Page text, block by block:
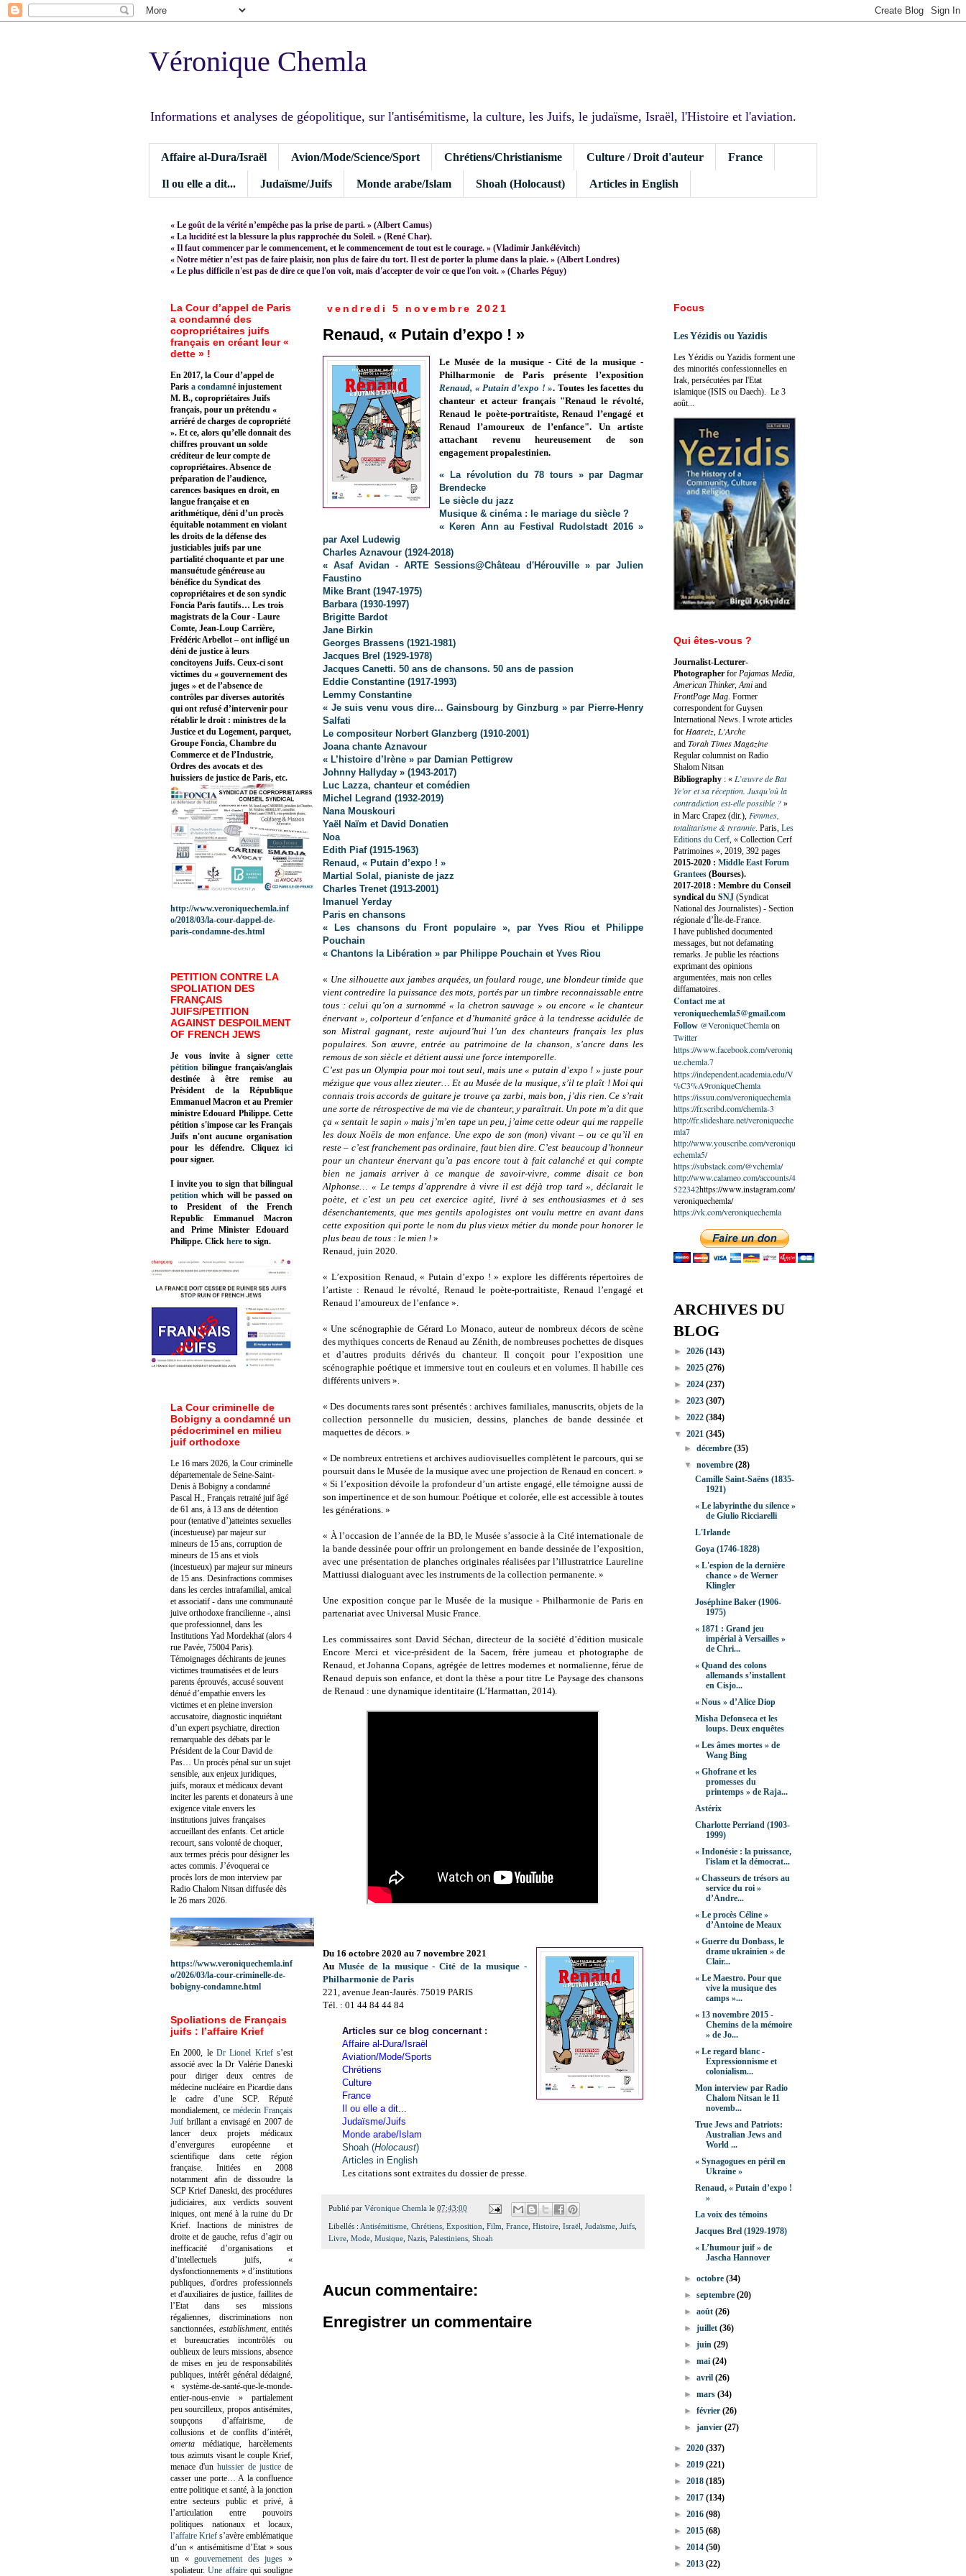
Véronique Chemla
Informations et analyses de géopolitique, sur l'antisémitisme, la culture, les Juifs, le judaïsme, Israël, l'Histoire et l'aviation.
Affaire al-Dura/Israël Avion/Mode/Science/Sport Chrétiens/Christianisme Culture / Droit d'auteur France
Il ou elle a dit... Judaïsme/Juifs Monde arabe/Islam Shoah (Holocaust) Articles in English
« Le goût de la vérité n’empêche pas la prise de parti. » (Albert Camus)
« La lucidité est la blessure la plus rapprochée du Soleil. » (René Char).
« Il faut commencer par le commencement, et le commencement de tout est le courage. » (Vladimir Jankélévitch)
« Notre métier n’est pas de faire plaisir, non plus de faire du tort. Il est de porter la plume dans la plaie. » (Albert Londres)
« Le plus difficile n'est pas de dire ce que l'on voit, mais d'accepter de voir ce que l'on voit. » (Charles Péguy)
vendredi 5 novembre 2021
Renaud, « Putain d’expo ! »
LeMusée de la musique - Cité de la musique -
Philharmonie de Paris présente l’exposition
Renaud, « Putain d’expo ! ». Toutes les facettes du
chanteur et acteur français "Renaud le révolté,
Renaud le poète-portraitiste, Renaud l’engagé et
Renaud l’amoureux de l’enfance". Un artiste
attachant revenu heureusement de son
engagement propalestinien.
« La révolution du 78 tours » par Dagmar
Brendecke
Le siècle du jazz
Musique & cinéma : le mariage du siècle ?
« Keren Ann au Festival Rudolstadt 2016 »
par Axel Ludewig
Charles Aznavour (1924-2018)
« Asaf Avidan - ARTE Sessions@Château d'Hérouville » par Julien
Faustino
Mike Brant (1947-1975)
Barbara (1930-1997)
Brigitte Bardot
Jane Birkin
Georges Brassens (1921-1981)
Jacques Brel (1929-1978)
Jacques Canetti. 50 ans de chansons. 50 ans de passion
Eddie Constantine (1917-1993)
Lemmy Constantine
« Je suis venu vous dire… Gainsbourg by Ginzburg » par Pierre-Henry
Salfati
Le compositeur Norbert Glanzberg (1910-2001)
Joana chante Aznavour
« L’histoire d’Irène » par Damian Pettigrew
Johnny Hallyday » (1943-2017)
Luc Lazza, chanteur et comédien
Michel Legrand (1932-2019)
Nana Mouskouri
Yaël Naïm et David Donatien
Noa
Edith Piaf (1915-1963)
Renaud, « Putain d’expo ! »
Martial Solal, pianiste de jazz
Charles Trenet (1913-2001)
Imanuel Yerday
Paris en chansons
« Les chansons du Front populaire », par Yves Riou et Philippe
Pouchain
« Chantons la Libération » par Philippe Pouchain et Yves Riou
« Une silhouette aux jambes arquées, un foulard rouge, une blondeur timide que
vient contredire la puissance des mots, portés par un timbre reconnaissable entre
tous : celui qu’on a surnommé « la chetron sauvage » ou encore « le chanteur
énervant », colporteur d’enfance et d’humanité grâce à la tendresse acidulée de
son Mistral gagnant, reste aujourd’hui l’un des chanteurs français les plus
populaires. Son œuvre, entrée au patrimoine de la chanson, s’ancre dans les
remous de son siècle et détient aussi une force intemporelle.
C’est pas un Olympia pour moi tout seul, mais une « putain d’expo ! » juste pour
mézigue que vous allez zieuter… Et au Musée de la musique, s’il te plaît ! Moi qui
connais trois accords de guitare je trouve ça zarbi, mais bon, j’dis rien. Ce s’rait
une sorte de rétrospective de ma vie de chanteur, y paraîtrait. Un pote m’a dit que
ça « sentait le sapin » mais j’m’en tape un peu, j’aime cette odeur qui me rappelle
les doux Noëls de mon enfance. Une expo de son (mon) vivant – ou ce qu’il en
reste – c’est franchement pas ordinaire, faut bien dire. C’est beaucoup d’honneur
pour un chanteur énervant qu’a pas encore tout à fait calanché et qui compte
bien ne jamais arriver à ce manque de savoir-vivre, comme disait ce bon
Alphonse… « Le temps d’apprendre à vivre il est déjà trop tard », déclarait le
poète, et c’est un peu cet exercice agité, livré à ses enthousiasmes et à ses
désenchantements, que mes gentils apologistes ont voulu mettre en avant dans
cette exposition qui porte le nom du plus vieux métier du monde pour honorer le
plus beau de tous : le mien ! »
Renaud, juin 2020.
« L’exposition Renaud, « Putain d’expo ! » explore les différents répertoires de
l’artiste : Renaud le révolté, Renaud le poète-portraitiste, Renaud l’engagé et
Renaud l’amoureux de l’enfance ».
« Une scénographie de Gérard Lo Monaco, auteur de nombreux décors de scène
des mythiques concerts de Renaud au Zénith, de nombreuses pochettes de disques
et d’autres produits dérivés du chanteur. Il conçoit pour l’exposition une
scénographie poétique et immersive tout en couleurs et en volumes. Il habille ces
différents univers ».
« Des documents rares sont présentés : archives familiales, manuscrits, objets de la
collection personnelle du musicien, dessins, planches de bande dessinée et
maquettes de décors. »
« De nombreux entretiens et archives audiovisuelles complètent le parcours, qui se
poursuit dans le Musée de la musique avec une projection de Renaud en concert. »
« Si l’exposition dévoile la profondeur d’un artiste engagé, elle témoigne aussi de
son impertinence et de son humour. Poétique et colorée, elle est accessible à toutes
les générations. »
« À l’occasion de l’année de la BD, le Musée s’associe à la Cité internationale de
la bande dessinée pour offrir un prolongement en bande dessinée de l’exposition,
avec une présentation de planches originales réalisées par l’illustratrice Laureline
Mattiussi dialoguant avec les instruments de la collection permanente. »
Une exposition conçue par le Musée de la musique - Philharmonie de Paris en
partenariat avec Universal Music France.
Les commissaires sont David Séchan, directeur de la société d’édition musicale
Encore Merci et vice-président de la Sacem, frère jumeau et photographe de
Renaud, et Johanna Copans, agrégée de lettres modernes et normalienne, férue de
Renaud depuis son enfance, et dont la thèse a pour titre Le Paysage des chansons
de Renaud : une dynamique identitaire (L’Harmattan, 2014).
Du 16 octobre 2020 au 7 novembre 2021
Au Musée de la musique - Cité de la musique -
Philharmonie de Paris
221, avenue Jean-Jaurès. 75019 PARIS
Tél. : 01 44 84 44 84
Articles sur ce blog concernant :
Affaire al-Dura/Israël
Aviation/Mode/Sports
Chrétiens
Culture
France
Il ou elle a dit...
Judaïsme/Juifs
Monde arabe/Islam
Shoah (Holocaust)
Articles in English
Les citations sont extraites du dossier de presse.
Publié par Véronique Chemla le 07:43:00
Libellés : Antisémitisme Chrétiens Exposition Film France Histoire Israël Judaïsme Juifs
Livre Mode Musique Nazis Palestiniens Shoah
Aucun commentaire:
Enregistrer un commentaire
La Cour d’appel de Paris
a condamné des
copropriétaires juifs
français en créant leur «
dette » !
En 2017, la Cour d’appel de
Paris a condamné injustement
M. B., copropriétaires Juifs
français, pour un prétendu «
arriéré de charges de copropriété
». Et ce, alors qu’elle donnait des
chiffres prouvant un solde
créditeur de leur compte de
copropriétaires. Absence de
préparation de l’audience,
carences basiques en droit, en
langue française et en
arithmétique, déni d’un procès
équitable notamment en violant
les droits de la défense des
justiciables juifs par une
partialité choquante et par une
mansuétude généreuse au
bénéfice du Syndicat des
copropriétaires et de son syndic
Foncia Paris fautifs… Les trois
magistrats de la Cour - Laure
Comte, Jean-Loup Carrière,
Frédéric Arbellot – ont infligé un
déni de justice à leurs
concitoyens Juifs. Ceux-ci sont
victimes du « gouvernement des
juges » et de l’absence de
contrôles par diverses autorités
qui ont refusé d’intervenir pour
rétablir le droit : ministres de la
Justice et du Logement, parquet,
Groupe Foncia, Chambre du
Commerce et de l’Industrie,
Ordres des avocats et des
huissiers de justice de Paris, etc.
http://www.veroniquechemla.inf
o/2018/03/la-cour-dappel-de-
paris-condamne-des.html
PETITION CONTRE LA
SPOLIATION DES
FRANÇAIS
JUIFS/PETITION
AGAINST DESPOILMENT
OF FRENCH JEWS
Je vous invite à signer cette
pétition bilingue français/anglais
destinée à être remise au
Président de la République
Emmanuel Macron et au Premier
ministre Edouard Philippe. Cette
pétition s'impose car les Français
Juifs n'ont aucune organisation
pour les défendre. Cliquez
ici
pour signer.
I invite you to sign that bilingual
petition which will be passed on
to President of the French
Republic Emmanuel Macron
and Prime Minister Edouard
Philippe. Click here to sign.
La Cour criminelle de
Bobigny a condamné un
pédocriminel en milieu
juif orthodoxe
Le 16 mars 2026, la Cour criminelle
départementale de Seine-Saint-
Denis à Bobigny a condamné
Pascal H., Français retraité juif âgé
de 61 ans, à 13 ans de détention
pour (tentative d’)atteintes sexuelles
(incestueuse) par majeur sur
mineurs de 15 ans, corruption de
mineurs de 15 ans et viols
(incestueux) par majeur sur mineurs
de 15 ans. Desinfractions commises
dans les cercles intrafamilial, amical
et associatif - dans une communauté
juive orthodoxe francilienne -, ainsi
que professionnel, dans les
Institutions Yad Mordekhaï (alors 4
rue Pavée, 75004 Paris).
Témoignages déchirants de jeunes
victimes traumatisées et de leurs
parents éprouvés, accusé souvent
dénué d’empathie envers les
victimes et en pleine inversion
accusatoire, diagnostic inquiétant
d’un expert psychiatre, direction
remarquable des débats par le
Président de la Cour David de
Pas… Un procès pénal sur un sujet
sensible, aux enjeux juridiques,
juifs, moraux et médicaux devant
inciter les parents et donateurs à une
exigence vitale envers les
institutions juives françaises
accueillant des enfants. Cet article
recourt, sans volonté de choquer,
aux termes précis pour désigner les
actes commis. J’évoquerai ce
procès lors de mon interview par
Radio Chalom Nitsan diffusée dès
le 26 mars 2026.
https://www.veroniquechemla.inf
o/2026/03/la-cour-criminelle-de-
bobigny-condamne.html
Spoliations de Français
juifs : l’affaire Krief
En 2000, le Dr Lionel Kriefs’est
associé avec la Dr Valérie Daneski
pour diriger deux centres de
médecine nucléaire en Picardie dans
le cadre d’une SCP. Réputé
mondialement, ce médecin Français
Juif brillant a envisagé en 2007 de
lancer deux projets médicaux
d’envergures européenne et
scientifique dans cette région
française. Initiées en 2008
notamment afin de dissoudre la
SCP Krief Daneski, des procédures
judiciaires, aux verdicts souvent
iniques, ont mené à la ruine du Dr
Krief. Inactions de ministres de
droite et de gauche, refus d’agir ou
inefficacité d’organisations et
d’intellectuels juifs, «
dysfonctionnements » d’institutions
publiques, d'ordres professionnels
et d'auxiliaires de justice, faillites de
l’Etat dans ses missions
régaliennes, discriminations non
sanctionnées, establishment, entités
et bureaucraties incontrôlés ou
oublieux de leurs missions, absence
de mises en jeu de responsabilités
publiques, intérêt général dédaigné,
« système-de-santé-que-le-monde-
entier-nous-envie » partialement
peu sourcilleux, propos antisémites,
soupçons d’affairisme, de
collusions et de conflits d’intérêt,
omerta médiatique, harcèlements
tous azimuts visant le couple Krief,
menace d'unhuissier de justicede
casser une porte… A la confluence
entre politique et santé, à la jonction
entre secteurs public et privé, à
l’articulation entre pouvoirs
politiques nationaux et locaux,
l’affaire Krief s’avère emblématique
d’un « antisémitisme d’Etat » sous
un «gouvernement des juges »
spoliateur.Une affairequi souligne
Focus
Les Yézidis ou Yazidis
Les Yézidis ou Yazidis forment une
des minorités confessionnelles en
Irak, persécutées par l'Etat
islamique (ISIS ou Daech). Le 3
août...
Qui êtes-vous ?
Journalist-Lecturer-
Photographer for Pajamas Media,
American Thinker, Ami and
FrontPage Mag. Former
correspondent for Guysen
International News. I wrote articles
for Haaretz, L'Arche
and Torah Times Magazine
Regular columnist on Radio
Shalom Nitsan
Bibliography : « L’œuvre de Bat
Ye’or et sa réception. Jusqu’où la
contradiction est-elle possible ? »
in Marc Crapez (dir.), Femmes,
totalitarisme & tyrannie. Paris, Les
Editions du Cerf, « Collection Cerf
Patrimoines », 2019, 392 pages
2015-2020 : Middle East Forum
Grantees (Bourses).
2017-2018 : Membre du Conseil
syndical du SNJ (Syndicat
National des Journalistes) - Section
régionale d’Île-de-France.
I have published documented
messages, but not defamating
remarks. Je publie les réactions
exprimant des opinions
argumentées, mais non celles
diffamatoires.
Contact me at
veroniquechemla5@gmail.com
Follow @VeroniqueChemlaon
Twitter
https://www.facebook.com/veroniq
ue.chemla.7
https://independent.academia.edu/V
%C3%A9roniqueChemla
https://issuu.com/veroniquechemla
https://fr.scribd.com/chemla-3
http://fr.slideshare.net/veroniqueche
mla7
http://www.youscribe.com/veroniqu
echemla5/
https://substack.com/@vchemla/
http://www.calameo.com/accounts/4
522342https://www.instagram.com/
veroniquechemla/
https://vk.com/veroniquechemla
ARCHIVES DU
BLOG
► 2026 (143)
► 2025 (276)
► 2024 (237)
► 2023 (307)
► 2022 (384)
▼ 2021 (345)
►décembre(35)
▼novembre(28)
Camille Saint-Saëns (1835-
1921)
« Le labyrinthe du silence »
de Giulio Ricciarelli
L'Irlande
Goya (1746-1828)
« L'espion de la dernière
chance » de Werner
Klingler
Joséphine Baker (1906-
1975)
« 1871 : Grand jeu
impérial à Versailles »
de Chri...
« Quand des colons
allemands s’installent
en Cisjo...
« Nous » d’Alice Diop
Misha Defonseca et les
loups. Deux enquêtes
« Les âmes mortes » de
Wang Bing
« Ghofrane et les
promesses du
printemps » de Raja...
Astérix
Charlotte Perriand (1903-
1999)
« Indonésie : la puissance,
l'islam et la démocrat...
« Chasseurs de trésors au
service du roi »
d’Andre...
« Le procès Céline »
d’Antoine de Meaux
« Guerre du Donbass, le
drame ukrainien » de
Clair...
« Le Maestro. Pour que
vive la musique des
camps »...
« 13 novembre 2015 -
Chemins de la mémoire
» de Jo...
« Le regard blanc -
Expressionnisme et
colonialism...
Mon interview par Radio
Chalom Nitsan le 11
novemb...
True Jews and Patriots:
Australian Jews and
World ...
« Synagogues en péril en
Ukraine »
Renaud, « Putain d’expo !
»
La voix des témoins
Jacques Brel (1929-1978)
« L’humour juif » de
Jascha Hannover
►octobre(34)
►septembre(20)
►août(26)
►juillet(36)
►juin(29)
►mai(24)
►avril(26)
►mars(34)
►février(26)
►janvier(27)
► 2020 (337)
► 2019 (221)
► 2018 (185)
► 2017 (134)
► 2016 (98)
► 2015 (68)
► 2014 (50)
► 2013 (22)